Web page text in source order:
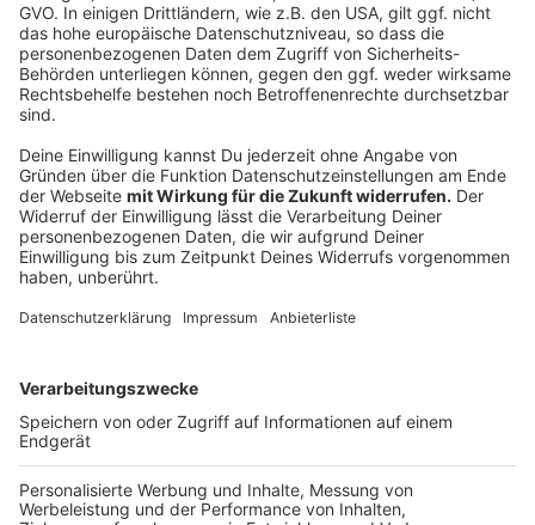
Weitere Meldungen aus Leverkusen
Anzeige
Ersatzbau für Leverkusener Kita Scharnhorststraße
Leverkusen: Verlieben und Natur schützen
Anzeige